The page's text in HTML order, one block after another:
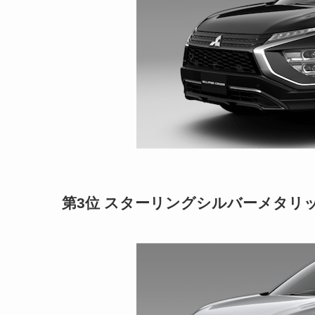
第3位 スターリングシルバーメタリ